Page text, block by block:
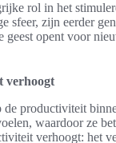
rol in het
sfeer, zijn eerder
geest opent voor
verhoogt
productiviteit
waardoor ze
verhoogt: het